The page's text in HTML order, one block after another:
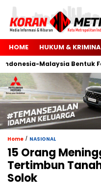
HOME HUKUM &
Malaysia Bentuk
Home / NASIONAL
15 Orang
Tertimbun
Solok